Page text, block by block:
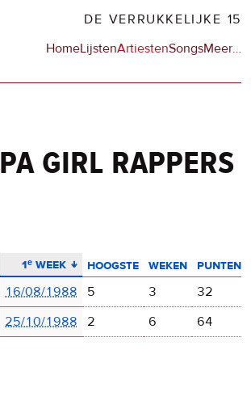
DE VERRUKKELIJKE 15
HomeLijstenArtiestenSongsMeerop
…
girl rappers
1ᵉ week
sorteren hoogste weken
punten
16/08/1988 5 3
32
25/10/1988 2 6
64